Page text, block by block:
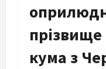
прізвище
кума з